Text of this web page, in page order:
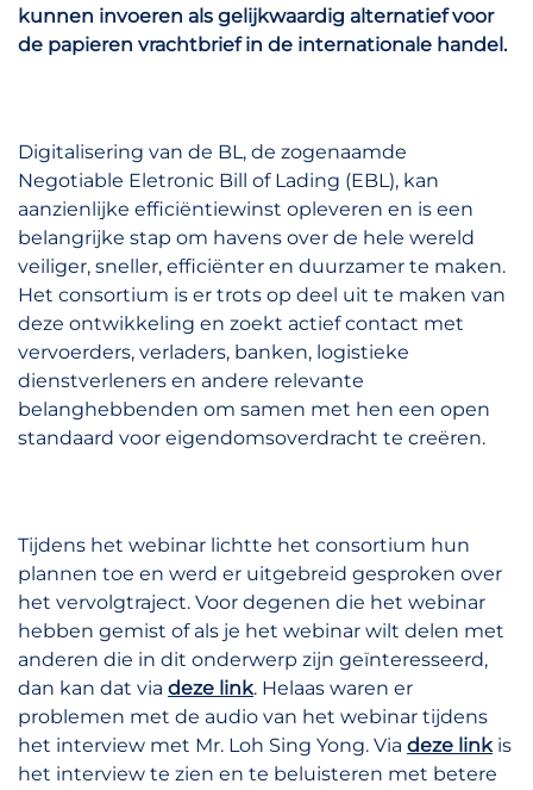
kunnen invoeren als gelijkwaardig alternatief voor
de papieren vrachtbrief in de internationale handel.
Digitalisering van de BL, de zogenaamde
Negotiable Eletronic Bill of Lading (EBL), kan
aanzienlijke efficiëntiewinst opleveren en is een
belangrijke stap om havens over de hele wereld
veiliger, sneller, efficiënter en duurzamer te maken.
Het consortium is er trots op deel uit te maken van
deze ontwikkeling en zoekt actief contact met
vervoerders, verladers, banken, logistieke
dienstverleners en andere relevante
belanghebbenden om samen met hen een open
standaard voor eigendomsoverdracht te creëren.
Tijdens het webinar lichtte het consortium hun
plannen toe en werd er uitgebreid gesproken over
het vervolgtraject. Voor degenen die het webinar
hebben gemist of als je het webinar wilt delen met
anderen die in dit onderwerp zijn geïnteresseerd,
dan kan dat via deze link. Helaas waren er
problemen met de audio van het webinar tijdens
het interview met Mr. Loh Sing Yong. Via deze linkis
het interview te zien en te beluisteren met betere